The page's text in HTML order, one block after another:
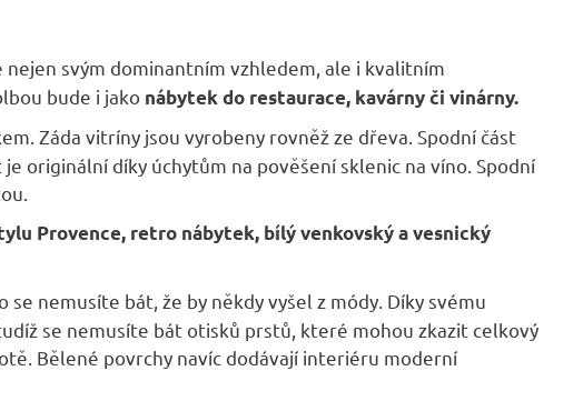
svým dominantním vzhledem, ale i kvalitním
bude i jako nábytek do restaurace, kavárny či vinárny.
Záda vitríny jsou vyrobeny rovněž ze dřeva. Spodní část
originální díky úchytům na pověšení sklenic na víno. Spodní
Provence, retro nábytek, bílý venkovský a vesnický
se nemusíte bát, že by někdy vyšel z módy. Díky svému
se nemusíte bát otisků prstů, které mohou zkazit celkový
Bělené povrchy navíc dodávají interiéru moderní